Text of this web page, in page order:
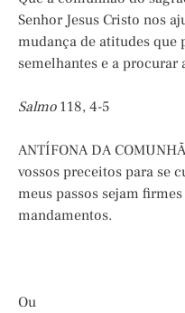
Senhor Jesus Cristo nos
mudança de atitudes que
semelhantes e a procurar
Salmo118, 4-5
ANTÍFONA DA
vossos preceitos para se
meus passos sejam
mandamentos.
Ou